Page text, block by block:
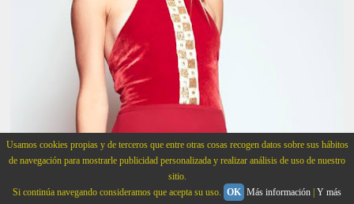
Usamos cookies propias y de terceros que entre otras cosas recogen datos sobre sus hábitos
de navegación para mostrarle publicidad personalizada y realizar análisis de uso de nuestro
sitio.
Si continúa navegando consideramos que acepta su uso. OK Más información Y más